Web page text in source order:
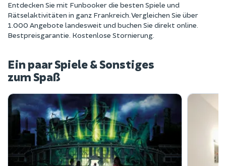
Entdecken Sie mit Funbooker die besten Spiele und
Rätselaktivitäten in ganz Frankreich. Vergleichen Sie über
1.000 Angebote landesweit und buchen Sie direkt online.
Bestpreisgarantie. Kostenlose Stornierung.
Ein paar Spiele & Sonstiges
zum Spaß